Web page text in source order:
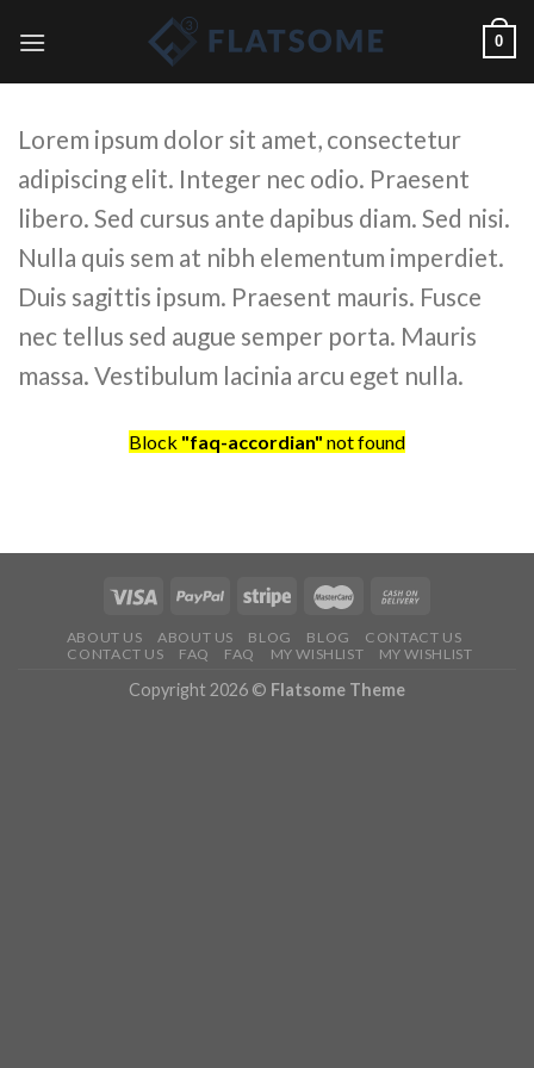
0
Lorem ipsum dolor sit amet, consectetur
adipiscing elit. Integer nec odio. Praesent
libero. Sed cursus ante dapibus diam. Sed nisi.
Nulla quis sem at nibh elementum imperdiet.
Duis sagittis ipsum. Praesent mauris. Fusce
nec tellus sed augue semper porta. Mauris
massa. Vestibulum lacinia arcu eget nulla.
Block "faq-accordian" not found
ABOUT US ABOUT US BLOG BLOG
CONTACT US
CONTACT US
FAQ FAQ MY WISHLIST MY WISHLIST
Copyright 2026 © Flatsome Theme